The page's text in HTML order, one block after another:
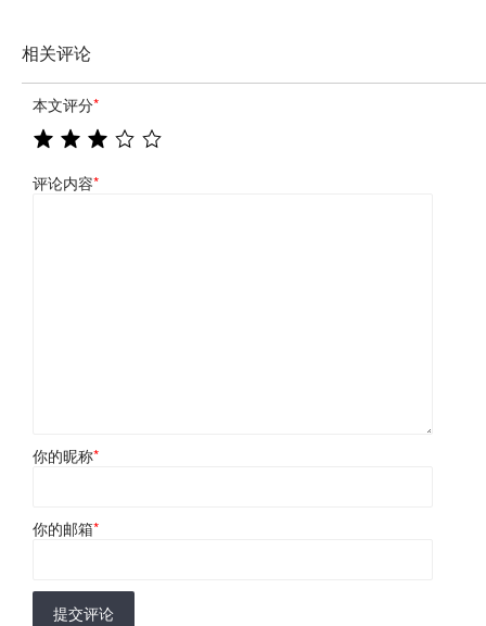
相关评论
本文评分*
评论内容*
你的昵称*
你的邮箱*
提交评论